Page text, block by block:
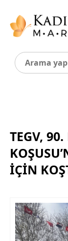
TEGV,
İÇIN